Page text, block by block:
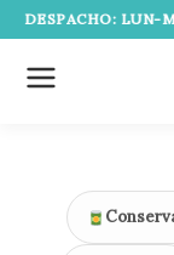
al
contenido
LUN-MIÉ-